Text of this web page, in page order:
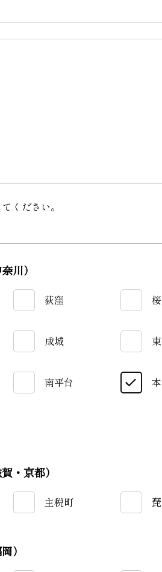
ください。
川）
荻窪
成城
南平台
・京都）
主税町
）